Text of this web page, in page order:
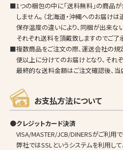
■1つの梱包の中に「送料無料」の商品
しません。（北海道・沖縄へのお届け
保存温度の違いにより、同梱が出来な
それぞれ送料を頂戴致しますのでご了
■複数商品をご注文の際、運送会社の規
便以上に分けてのお届けとなり、それ
最終的な送料金額はご注文確認後、当
お支払方法について
●クレジットカード決済
VISA/MASTER/JCB/DINERSがご利用で
弊社ではSSLというシステムを利用し